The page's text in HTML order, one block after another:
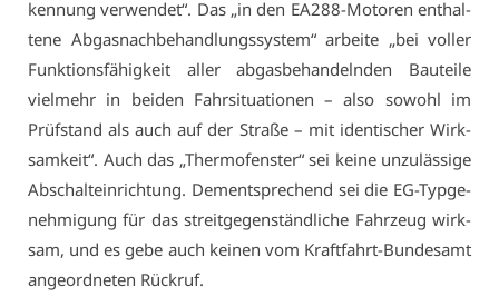
ken­nung ver­wen­det“. Das „in den EA288-Mo­to­ren ent­hal­
te­ne Ab­gas­nach­be­hand­lungs­sys­tem“ ar­bei­te „bei vol­ler
Funk­ti­ons­fä­hig­keit al­ler ab­gas­be­han­deln­den Bau­tei­le
viel­mehr in bei­den Fahr­si­tua­tio­nen – al­so so­wohl im
Prüf­stand als auch auf der Stra­ße – mit iden­ti­scher Wirk­
sam­keit“. Auch das „Ther­mo­fens­ter“ sei kei­ne un­zu­läs­si­ge
Ab­schalt­ein­rich­tung. Dem­entspre­chend sei die EG-Typ­ge­
neh­mi­gung für das streit­ge­gen­ständ­li­che Fahr­zeug wirk­
sam, und es ge­be auch kei­nen vom Kraft­fahrt-Bun­des­amt
an­ge­ord­ne­ten Rück­ruf.